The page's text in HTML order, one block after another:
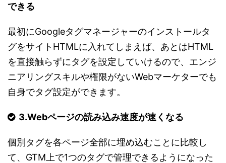
できる
最初にGoogleタグマネージャーのインストールタ
グをサイトHTMLに入れてしまえば、あとはHTML
を直接触らずにタグを設定していけるので、エンジ
ニアリングスキルや権限がないWebマーケターでも
自身でタグ設定ができます。
3.Webページの読み込み速度が速くなる
個別タグを各ページ全部に埋め込むことに比較し
て、GTM上で1つのタグで管理できるようになった